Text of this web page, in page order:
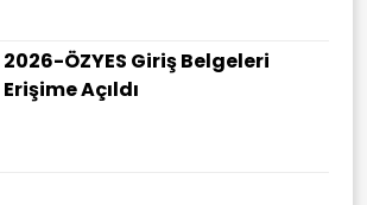
2026-ÖZYES Giriş Belgeleri
Erişime Açıldı